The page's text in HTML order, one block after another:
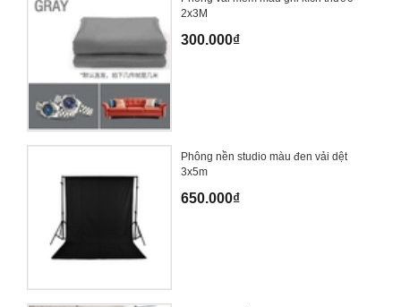
2x3M
300.000₫
Phông nền studio màu đen vải dệt
3x5m
650.000₫